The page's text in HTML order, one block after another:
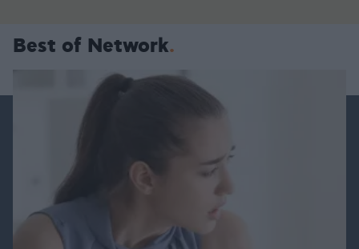
Best of Network